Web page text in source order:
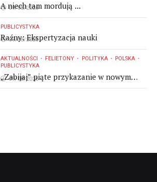
A niech tam mordują ...
09/08/2026
PUBLICYSTYKA
Raźny: Ekspertyzacja nauki
09/08/2026
AKTUALNOŚCI FELIETONY POLITYKA
POLSKA
PUBLICYSTYKA
„Zabijaj” piąte przykazanie w nowym
brzmieniu, w "katolickim" przekazie
09/08/2026